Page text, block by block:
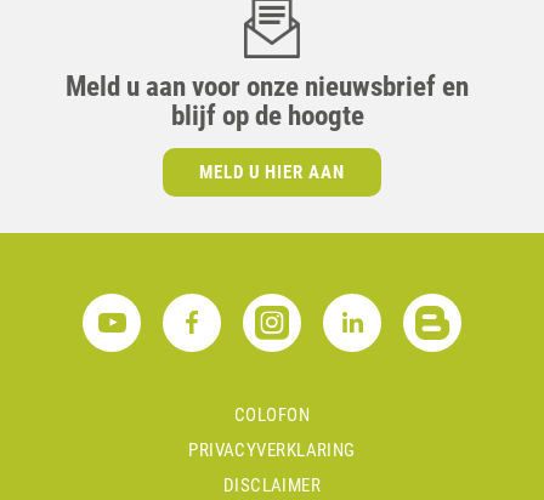
Meld u aan voor onze nieuwsbrief en
blijf op de hoogte
MELD U HIER AAN
COLOFON
PRIVACYVERKLARING
DISCLAIMER